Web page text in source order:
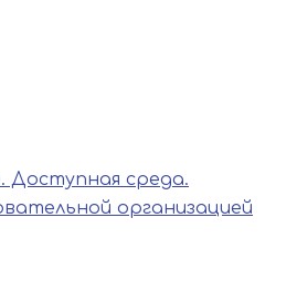
Доступная среда.
организацией